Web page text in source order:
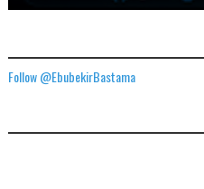
Follow @EbubekirBastama